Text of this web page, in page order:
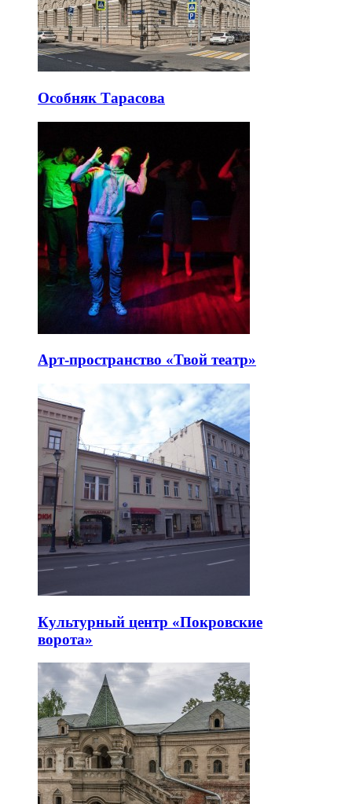
Особняк Тарасова
Арт-пространство «Твой театр»
Культурный центр «Покровские
ворота»